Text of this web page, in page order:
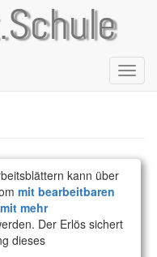
kann über
mit bearbeitbaren
mehr
Der Erlös sichert
dieses